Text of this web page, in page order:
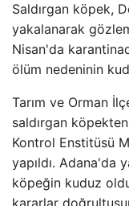
Saldırgan köpek,
yakalanarak
Nisan'da
ölüm nedeninin
Tarım ve Orman
saldırgan
Kontrol Enstitüsü
yapıldı. Adana'da
köpeğin kuduz
kararlar